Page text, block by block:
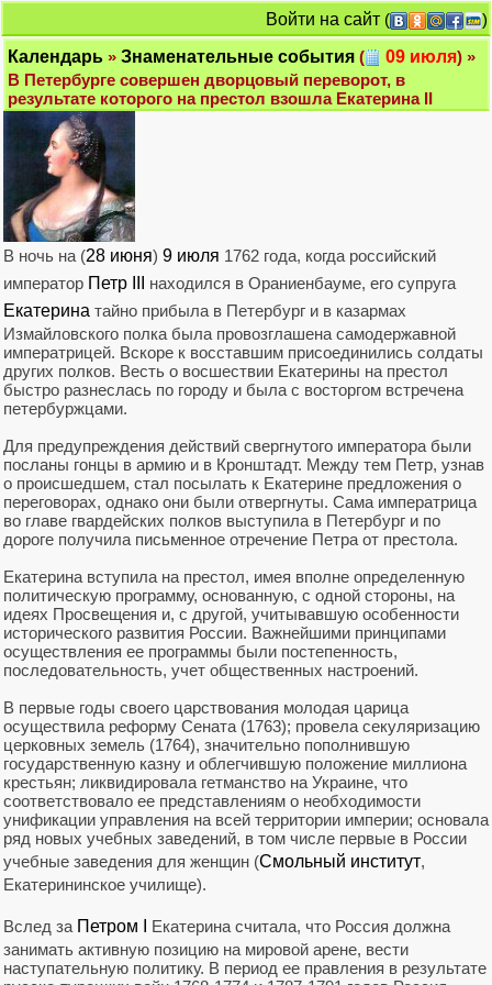
Войти на сайт (
)
Календарь » Знаменательные события ( 09 июля) »
В Петербурге совершен дворцовый переворот, в
результате которого на престол взошла Екатерина II
В ночь на (28 июня) 9 июля 1762 года, когда российский
император Петр III
находился в Ораниенбауме, его супруга
Екатерина тайно прибыла в Петербург и в казармах
Измайловского полка была провозглашена самодержавной
императрицей. Вскоре к восставшим присоединились солдаты
других полков. Весть о восшествии Екатерины на престол
быстро разнеслась по городу и была с восторгом встречена
петербуржцами.
Для предупреждения действий свергнутого императора были
посланы гонцы в армию и в Кронштадт. Между тем Петр, узнав
о происшедшем, стал посылать к Екатерине предложения о
переговорах, однако они были отвергнуты. Сама императрица
во главе гвардейских полков выступила в Петербург и по
дороге получила письменное отречение Петра от престола.
Екатерина вступила на престол, имея вполне определенную
политическую программу, основанную, с одной стороны, на
идеях Просвещения и, с другой, учитывавшую особенности
исторического развития России. Важнейшими принципами
осуществления ее программы были постепенность,
последовательность, учет общественных настроений.
В первые годы своего царствования молодая царица
осуществила реформу Сената (1763); провела секуляризацию
церковных земель (1764), значительно пополнившую
государственную казну и облегчившую положение миллиона
крестьян; ликвидировала гетманство на Украине, что
соответствовало ее представлениям о необходимости
унификации управления на всей территории империи; основала
ряд новых учебных заведений, в том числе первые в России
учебные заведения для женщин (Смольный институт,
Екатерининское училище).
Вслед за Петром I
Екатерина считала, что Россия должна
занимать активную позицию на мировой арене, вести
наступательную политику. В период ее правления в результате